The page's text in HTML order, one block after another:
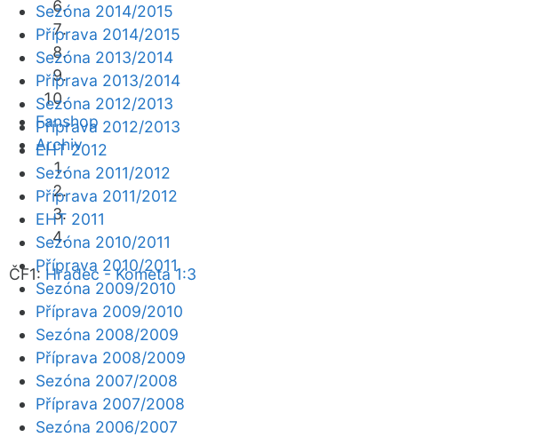
Fanshop
Archiv
ČF1: Hradec - Kometa 1:3
Sezóna 2014/2015
Příprava 2014/2015
Sezóna 2013/2014
Příprava 2013/2014
Sezóna 2012/2013
Příprava 2012/2013
EHT 2012
Sezóna 2011/2012
Příprava 2011/2012
EHT 2011
Sezóna 2010/2011
Příprava 2010/2011
Sezóna 2009/2010
Příprava 2009/2010
Sezóna 2008/2009
Příprava 2008/2009
Sezóna 2007/2008
Příprava 2007/2008
Sezóna 2006/2007